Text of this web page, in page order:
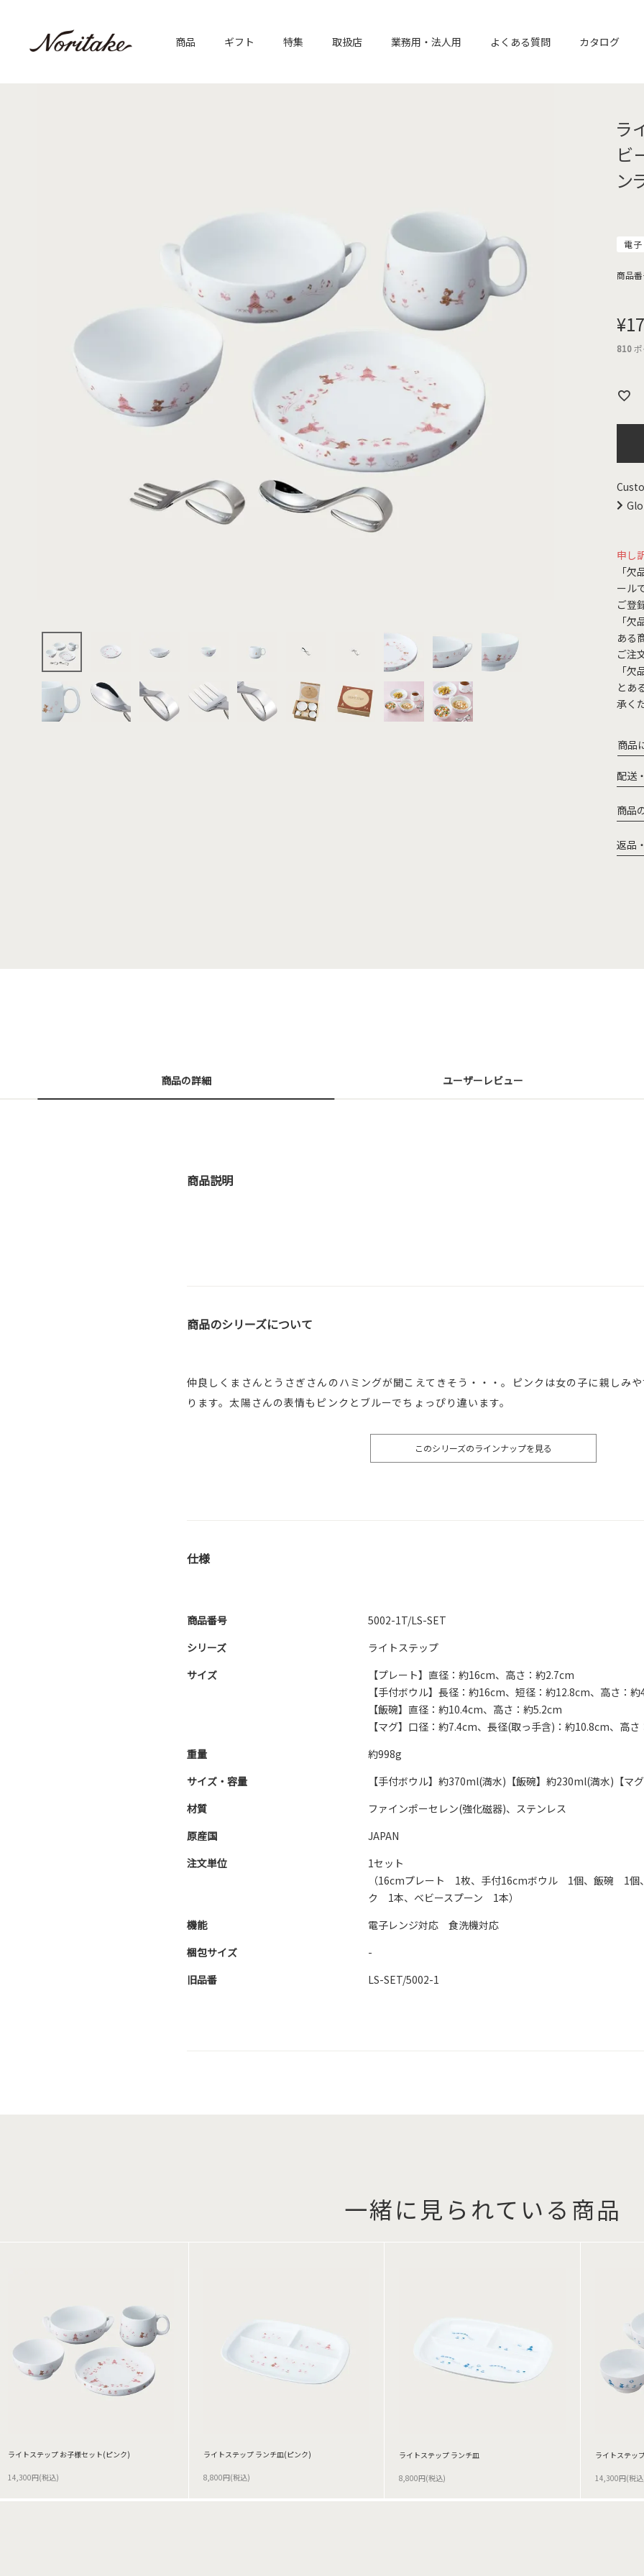
商品 ギフト 特集 取扱店 業務用・法人用 よくある質問 カタログ
ラ
ビ
ン
電
商品
¥
810
申し
「
ール
ご登
「
ある
ご注
「
とあ
承く
商品
配送
商品
返品
商品の詳細 ユーザーレビュー
商品説明
商品のシリーズについて
仲良しくまさんとうさぎさんのハミングが聞こえてきそう・・・。ピンクは女の子に親しみ
ります。太陽さんの表情もピンクとブルーでちょっぴり違います。
このシリーズのラインナップを見る
仕様
商品番号
5002-1T/LS-SET
シリーズ
ライトステップ
サイズ
【プレート】直径：約16cm、高さ：約2.7cm
【手付ボウル】長径：約16cm、短径：約12.8cm、高さ：
【飯碗】直径：約10.4cm、高さ：約5.2cm
【マグ】口径：約7.4cm、長径(取っ手含)：約10.8cm、高
重量
約998g
サイズ・容量
【手付ボウル】約370ml(満水)【飯碗】約230ml(満水)【マ
材質
ファインポーセレン(強化磁器)、ステンレス
原産国
JAPAN
注文単位
1セット
（16cmプレート 1枚、手付16cmボウル 1個、飯碗 1個
ク 1本、ベビースプーン 1本）
機能
電子レンジ対応 食洗機対応
梱包サイズ
-
旧品番
LS-SET/5002-1
一緒に見られている商品
ライトステップ お子様セット(ピンク)
14,300円(税込)
ライトステップ ランチ皿(ピンク)
8,800円(税込)
ライトステップ ランチ皿
8,800円(税込)
ライトステッ
14,300円(税